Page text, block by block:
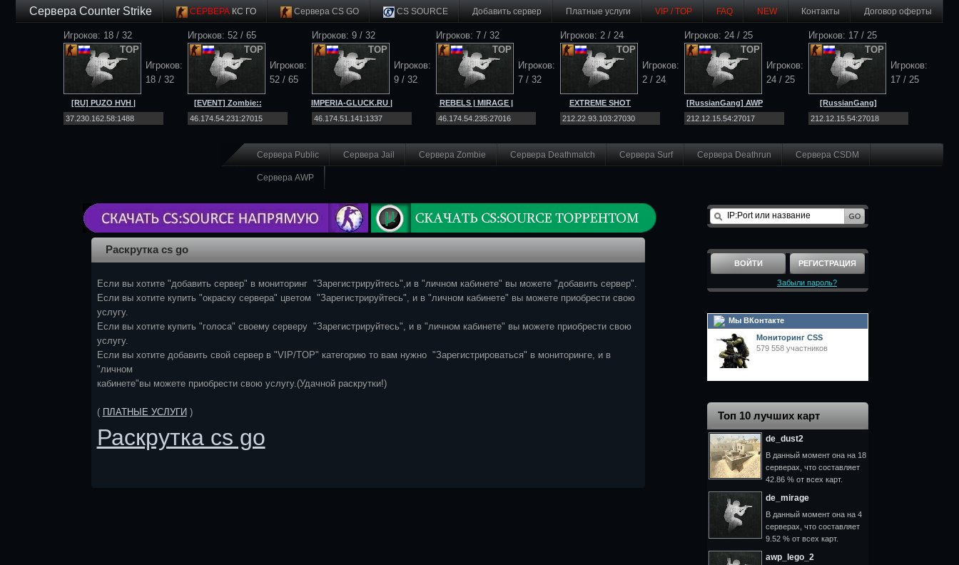
Сервера Counter Strike СЕРВЕРА КС ГО Сервера CS GO CS SOURCE Добавить cервер Платные услуги VIP / TOP FAQ NEW Контакты Договор оферты
Игроков: 18 / 32
TOP
Игроков:
18 / 32
[RU] PUZO HVH |
ONLY SCOUT |
MIRAGE |
Игроков: 52 / 65
TOP
Игроков:
52 / 65
[EVENT] Zombie::
[Net4ALL.RU]::Workshop|SSD
[CS 2]
Игроков: 9 / 32
TOP
Игроков:
9 / 32
IMPERIA-GLUCK.RU |
MIRAGE | [!CASE !WS
!KNIFE]
Игроков: 7 / 32
TOP
Игроков:
7 / 32
REBELS | MIRAGE |
!WS !GLOVES !KNIFE
!SHOP
Игроков: 2 / 24
TOP
Игроков:
2 / 24
EXTREME SHOT
PUBLIC | #3 [Classic]
[128tick] | !ws
Игроков: 24 / 25
TOP
Игроков:
24 / 25
[RussianGang] AWP
Lego [CS:GO | 128tick
| !ws
Игроков: 17 / 25
TOP
Игроков:
17 / 25
[RussianGang]
MIRAGE Only [CS:GO |
128tick | !ws
Сервера Public Сервера Jail Сервера Zombie Сервера Deathmatch Сервера Surf Сервера Deathrun Сервера CSDM
Сервера AWP
ВОЙТИ РЕГИСТРАЦИЯ
Забыли пароль?
Мы ВКонтакте
Мониторинг CSS
579 558 участников
Топ 10 лучших карт
de_dust2
В данный момент она на 18
серверах, что составляет
42.86 % от всех карт.
de_mirage
В данный момент она на 4
серверах, что составляет
9.52 % от всех карт.
awp_lego_2
Раскрутка cs go
Если вы хотите "добавить сервер" в мониторинг "Зарегистрируйтесь",и в "личном кабинете" вы можете "добавить сервер".
Если вы хотите купить "окраску сервера" цветом "Зарегистрируйтесь", и в "личном кабинете" вы можете приобрести свою
услугу.
Если вы хотите купить "голоса" своему серверу "Зарегистрируйтесь", и в "личном кабинете" вы можете приобрести свою
услугу.
Если вы хотите добавить свой сервер в "VIP/TOP" категорию то вам нужно "Зарегистрироваться" в мониторинге, и в
"личном
кабинете"вы можете приобрести свою услугу.(Удачной раскрутки!)
( ПЛАТНЫЕ УСЛУГИ )
Раскрутка cs go